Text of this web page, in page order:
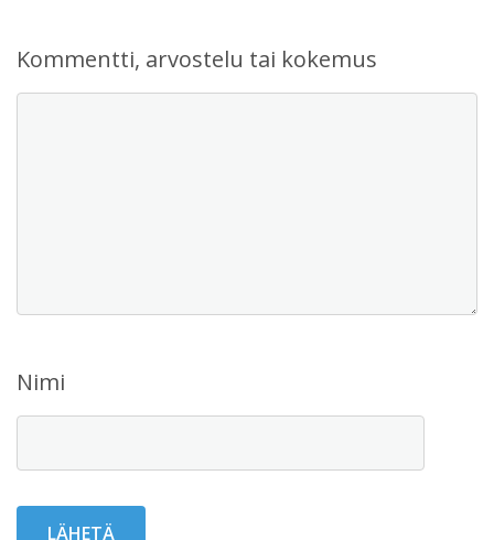
Kommentti, arvostelu tai kokemus
Nimi